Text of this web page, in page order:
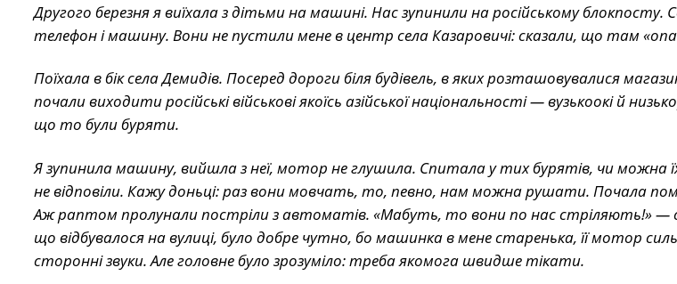
Другого березня я виїхала з дітьми на машині. Нас зупинили на російському блокпосту.
телефон і машину. Вони не пустили мене в центр села Казаровичі: сказали, що там
Поїхала в бік села Демидів. Посеред дороги біля будівель, в яких розташовувалися
почали виходити російські військові якоїсь азійської національності — вузькоокі й
що то були буряти.
Я зупинила машину, вийшла з неї, мотор не глушила. Спитала у тих бурятів, чи можна
не відповіли. Кажу доньці: раз вони мовчать, то, певно, нам можна рушати. Почала
Аж раптом пролунали постріли з автоматів. «Мабуть, то вони по нас стріляють!» —
що відбувалося на вулиці, було добре чутно, бо машинка в мене старенька, її мотор
сторонні звуки. Але головне було зрозуміло: треба якомога швидше тікати.